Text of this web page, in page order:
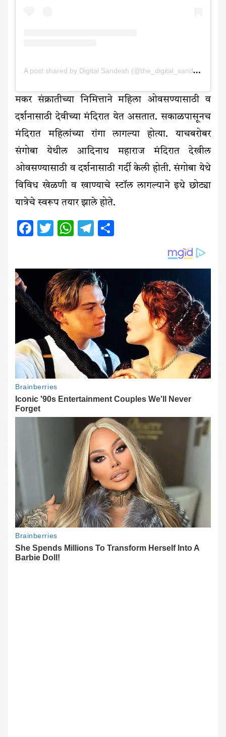
A post shared by Digital Sandesh (@the_digital_sandesh)
मकर संक्रातीच्या निमित्ताने महिला ओवसण्यासाठी व
दर्शनासाठी देवीच्या मंदिरात येत असतात. सकाळपासूनच
मंदिरात महिलांच्या रांगा लागल्या होत्या. याचबरोबर
संगोबा येथील आदिनाथ महाराज मंदिरात देखील
ओवसण्यासाठी व दर्शनासाठी गर्दी केली होती. संगोबा येथे
विविध खेळणी व खाण्याचे स्टॉल लागल्याने इथे छोट्या
यात्रेचे स्वरूप तयार झाले होते.
Facebook
Twitter
WhatsApp
Telegram